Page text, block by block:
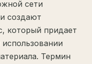
сети
создают
который придает
Термин